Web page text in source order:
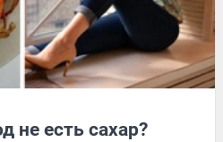
не есть сахар?